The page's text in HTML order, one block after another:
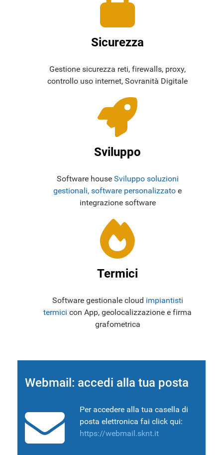
Sicurezza
Gestione sicurezza reti, firewalls, proxy,
controllo uso internet, Sovranità Digitale
Sviluppo
Software house Sviluppo soluzioni
gestionali, software personalizzato e
integrazione software
Termici
Software gestionale cloud impiantisti
termici con App, geolocalizzazione e firma
grafometrica
Webmail: accedi alla tua posta
Per accedere alla tua casella di
posta elettronica fai click qui:
https://webmail.sknt.it